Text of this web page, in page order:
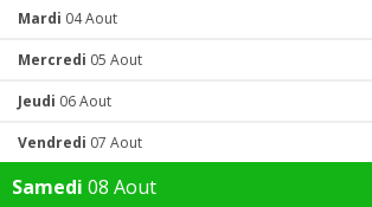
Mardi 04 Aout
Mercredi 05 Aout
Jeudi 06 Aout
Vendredi 07 Aout
Samedi 08 Aout